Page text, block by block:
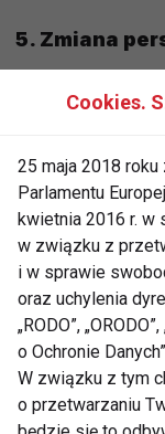
5. Zmiana
sytuacji jako
emocje. Zadaj
naprawdę tak
zrobić, by wyjść
pozwala na
poczucia
Często
myśli, aby lepiej
Pisanie
Cookies.
25 maja 2018
Parlamentu
kwietnia 2016 r.
w związku z
i w sprawie
oraz uchylenia
„RODO”,
o Ochronie
W związku z tym
o przetwarzaniu